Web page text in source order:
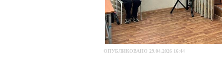
ОПУБЛИКОВАНО 29.04.2026 16:44